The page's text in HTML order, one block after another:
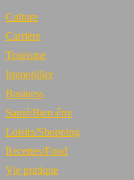
Culture
Carrière
Tourisme
Immobilier
Business
Santé/Bien-être
Loisirs/Shopping
Recettes/Food
Vie pratique